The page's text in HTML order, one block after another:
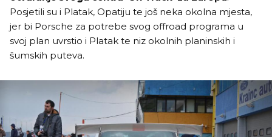
Posjetili su i Platak, Opatiju te još neka okolna mjesta,
jer bi Porsche za potrebe svog offroad programa u
svoj plan uvrstio i Platak te niz okolnih planinskih i
šumskih puteva.